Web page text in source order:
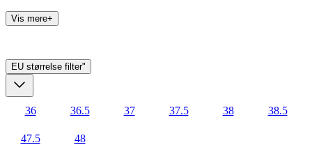
Vis mere+
EU størrelse filter"
36 36.5 37 37.5 38 38.5
47.5 48